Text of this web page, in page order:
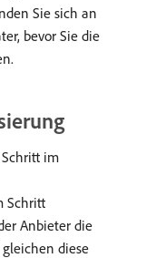
Sie sich an
bevor Sie die
im
Schritt
Anbieter die
diese